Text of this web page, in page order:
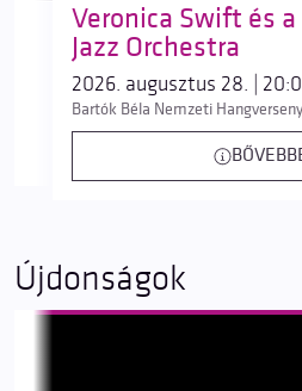
Veronica Swift és
Jazz Orchestra
2026. augusztus 28. |
Bartók Béla Nemzeti
Újdonságok